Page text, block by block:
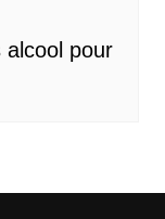
alcool pour